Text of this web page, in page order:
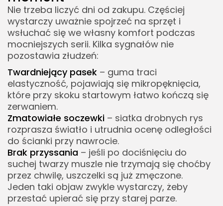
Nie trzeba liczyć dni od zakupu. Częściej
wystarczy uważnie spojrzeć na sprzęt i
wsłuchać się we własny komfort podczas
mocniejszych serii. Kilka sygnałów nie
pozostawia złudzeń:
Twardniejący pasek – guma traci
elastyczność, pojawiają się mikropęknięcia,
które przy skoku startowym łatwo kończą się
zerwaniem.
Zmatowiałe soczewki – siatka drobnych rys
rozprasza światło i utrudnia ocenę odległości
do ścianki przy nawrocie.
Brak przyssania – jeśli po dociśnięciu do
suchej twarzy muszle nie trzymają się choćby
przez chwilę, uszczelki są już zmęczone.
Jeden taki objaw zwykle wystarczy, żeby
przestać upierać się przy starej parze.